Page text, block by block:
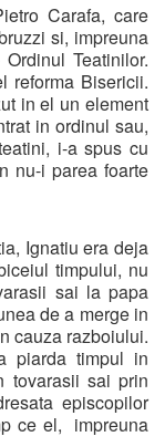
Carafa, care
si, impreuna
Teatinilor.
reforma Bisericii.
in el un element
in ordinul sau,
i-a spus cu
nu-i parea foarte
Ignatiu era deja
timpului, nu
sai la papa
de a merge in
cauza razboiului.
piarda timpul in
tovarasii sai prin
episcopilor
ce el, impreuna